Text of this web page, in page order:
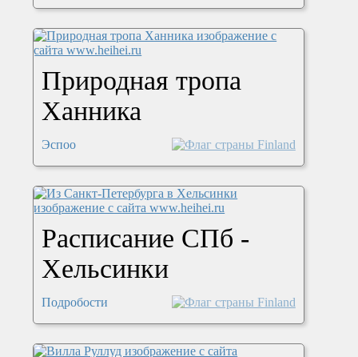
Природная тропа
Ханника
Эспоо
Расписание СПб -
Хельсинки
Подробости